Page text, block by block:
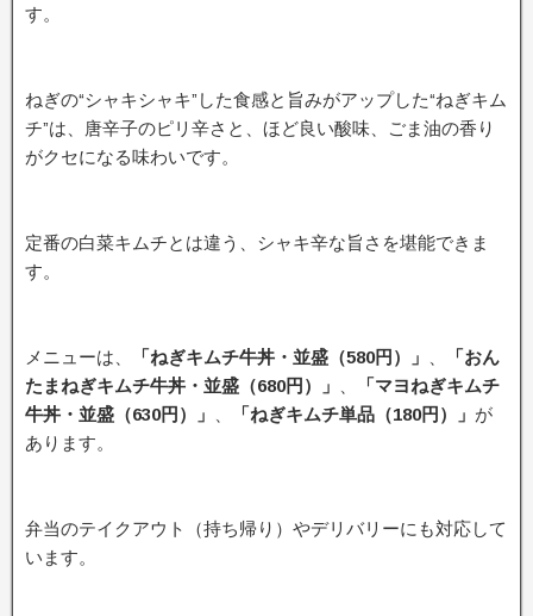
す。
ねぎの“シャキシャキ”した食感と旨みがアップした“ねぎキム
チ”は、唐辛子のピリ辛さと、ほど良い酸味、ごま油の香り
がクセになる味わいです。
定番の白菜キムチとは違う、シャキ辛な旨さを堪能できま
す。
メニューは、 「ねぎキムチ牛丼・並盛（580円）」
「おん
たまねぎキムチ牛丼・並盛（680円）」
「マヨねぎキムチ
牛丼・並盛（630円）」
「ねぎキムチ単品（180円）」 が
あります。
弁当のテイクアウト（持ち帰り）やデリバリーにも対応して
います。